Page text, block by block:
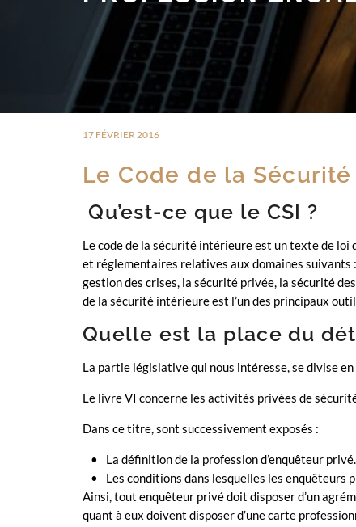
17 FÉVRIER 2016
Le Code de la
Qu’est-ce que le CSI ?
Le code de la sécurité intérieure est un texte de
et réglementaires relatives aux domaines
gestion des crises, la sécurité privée, la sécurité
de la sécurité intérieure est l’un des principaux
Quelle est la place du
La partie législative qui nous intéresse, se divise
Le livre VI concerne les activités privées de
Dans ce titre, sont successivement exposés :
La définition de la profession d’enquêteur privé.
Les conditions dans lesquelles les enquêteurs
Ainsi, tout enquêteur privé doit disposer d’un
quant à eux doivent disposer d’une carte